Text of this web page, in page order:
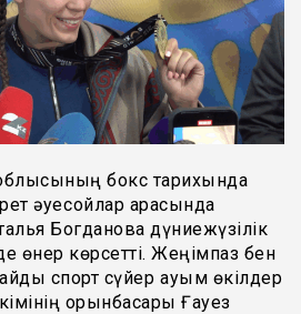
облысының бокс тарихында
әуесқойлар арасында
Богданова дүниежүзілік
өнер көрсетті. Жеңімпаз бен
спорт сүйер қауым өкілдер
орынбасары Ғауез